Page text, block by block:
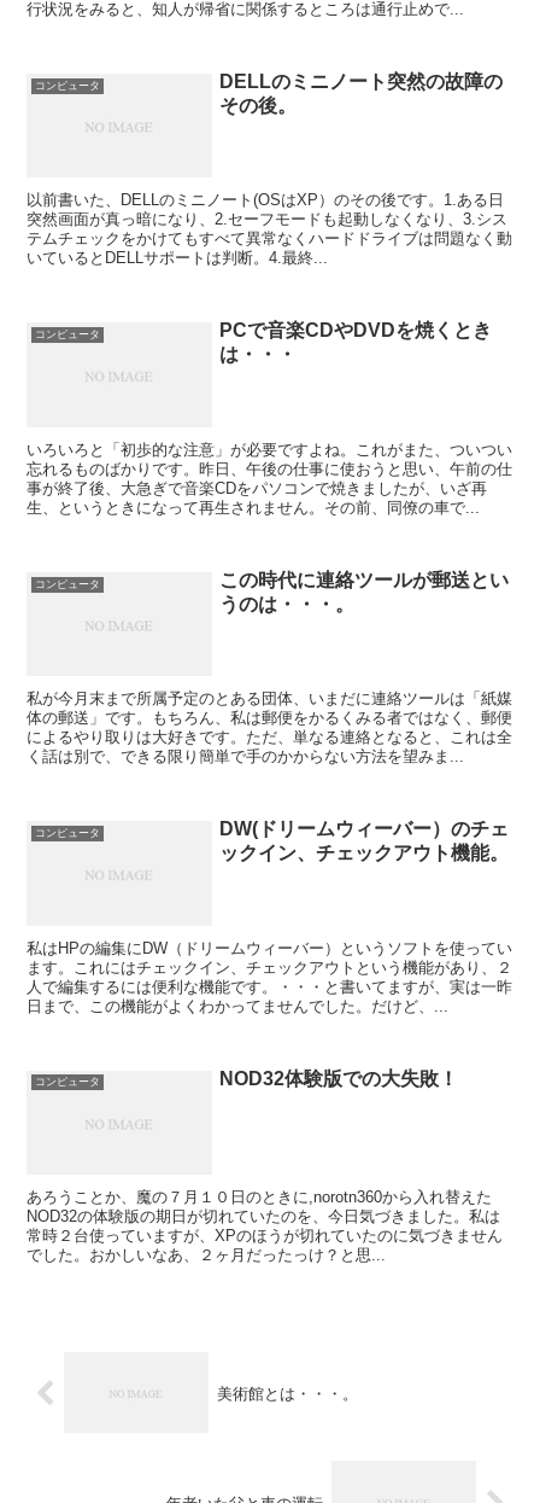
行状況をみると、知人が帰省に関係するところは通行止めで...
コンピュータ
DELLのミニノート突然の故障の
その後。
以前書いた、DELLのミニノート(OSはXP）のその後です。1.ある日
突然画面が真っ暗になり、2.セーフモードも起動しなくなり、3.シス
テムチェックをかけてもすべて異常なくハードドライブは問題なく動
いているとDELLサポートは判断。4.最終...
コンピュータ
PCで音楽CDやDVDを焼くとき
は・・・
いろいろと「初歩的な注意」が必要ですよね。これがまた、ついつい
忘れるものばかりです。昨日、午後の仕事に使おうと思い、午前の仕
事が終了後、大急ぎで音楽CDをパソコンで焼きましたが、いざ再
生、というときになって再生されません。その前、同僚の車で...
コンピュータ
この時代に連絡ツールが郵送とい
うのは・・・。
私が今月末まで所属予定のとある団体、いまだに連絡ツールは「紙媒
体の郵送」です。もちろん、私は郵便をかるくみる者ではなく、郵便
によるやり取りは大好きです。ただ、単なる連絡となると、これは全
く話は別で、できる限り簡単で手のかからない方法を望みま...
コンピュータ
DW(ドリームウィーバー）のチェ
ックイン、チェックアウト機能。
私はHPの編集にDW（ドリームウィーバー）というソフトを使ってい
ます。これにはチェックイン、チェックアウトという機能があり、２
人で編集するには便利な機能です。・・・と書いてますが、実は一昨
日まで、この機能がよくわかってませんでした。だけど、...
コンピュータ NOD32体験版での大失敗！
あろうことか、魔の７月１０日のときに,norotn360から入れ替えた
NOD32の体験版の期日が切れていたのを、今日気づきました。私は
常時２台使っていますが、XPのほうが切れていたのに気づきません
でした。おかしいなあ、２ヶ月だったっけ？と思...
美術館とは・・・。